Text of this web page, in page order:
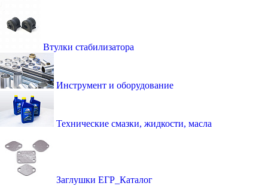
Втулки стабилизатора
Инструмент и оборудование
Технические смазки, жидкости, масла
Заглушки ЕГР_Каталог